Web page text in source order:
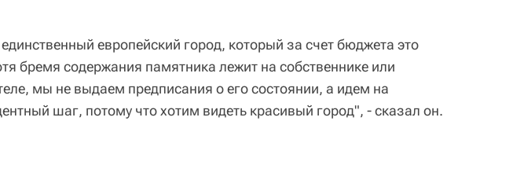
европейский город, который за счет бюджета это
бремя содержания памятника лежит на собственнике или
мы не выдаем предписания о его состоянии, а идем на
шаг, потому что хотим видеть красивый город", - сказал он.